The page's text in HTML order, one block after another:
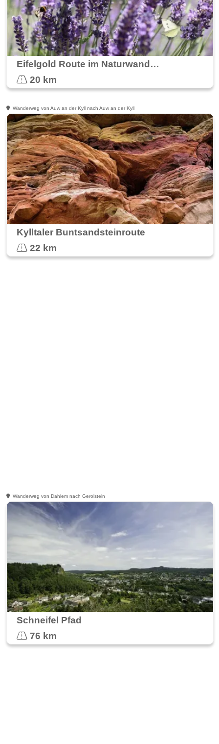
Eifelgold Route im Naturwanderpark Delux
20 km
Wanderweg von Auw an der Kyll nach Auw an der Kyll
Kylltaler Buntsandsteinroute
22 km
Wanderweg von Dahlem nach Gerolstein
Schneifel Pfad
76 km